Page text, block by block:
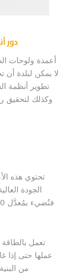
دور
أعمدة ولوحات
لا يمكن لبلدة
تطوير أنظمة
تعمل
عملها حتى
من